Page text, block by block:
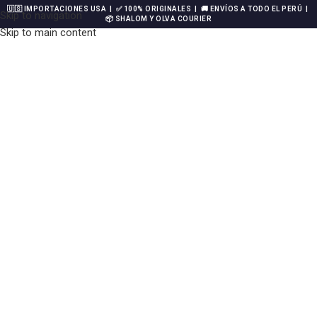
🇺🇸 IMPORTACIONES USA | ✅ 100% ORIGINALES | 🚚 ENVÍOS A TODO EL PERÚ |
📦 SHALOM Y OLVA COURIER
Skip to navigation
Skip to main content